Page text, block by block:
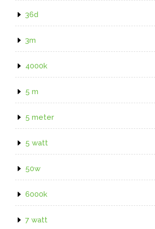
36d
3m
4000k
5 m
5 meter
5 watt
50w
6000k
7 watt